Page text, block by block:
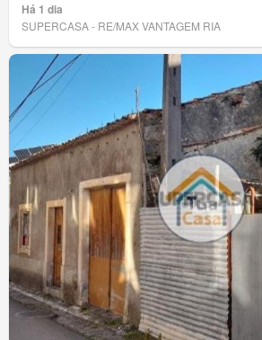
Há 1 dia
SUPERCASA - RE/MAX VANTAGEM RIA